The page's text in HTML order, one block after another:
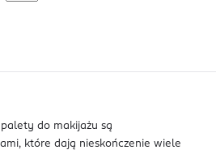
do makijażu są
które dają nieskończenie wiele